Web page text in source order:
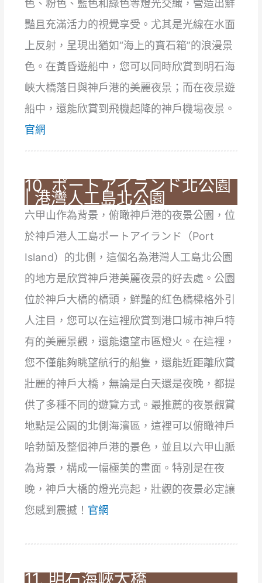
色、粉色、藍色和綠色等燈光交織，營造出鮮
豔且充滿活力的視覺享受。尤其是光線在水面
上反射，呈現出猶如“海上的寶石箱”的浪漫景
色。在黃昏遊船中，您可以同時欣賞到明石海
峽大橋落日與神戶港的美麗夜景；而在夜景遊
船中，還能欣賞到飛機起降的神戶機場夜景。
官網
10. ポートアイランド北公園
| 港灣人工島北公園
六甲山作為背景，俯瞰神戶港的夜景公園，位
於神戶港人工島ポートアイランド（Port
Island）的北側，這個名為港灣人工島北公園
的地方是欣賞神戶港美麗夜景的好去處。公園
位於神戶大橋的橋頭，鮮豔的紅色橋樑格外引
人注目，您可以在這裡欣賞到港口城市神戶特
有的美麗景觀，還能遠望市區燈火。在這裡，
您不僅能夠眺望航行的船隻，還能近距離欣賞
壯麗的神戶大橋，無論是白天還是夜晚，都提
供了多種不同的遊覽方式。最推薦的夜景觀賞
地點是公園的北側海濱區，這裡可以俯瞰神戶
哈勃蘭及整個神戶港的景色，並且以六甲山脈
為背景，構成一幅極美的畫面。特別是在夜
晚，神戶大橋的燈光亮起，壯觀的夜景必定讓
您感到震撼！ 官網
11. 明石海峽大橋